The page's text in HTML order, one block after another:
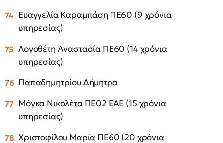
Ευαγγελία Καραμπάση ΠΕ60 (9 χρόνια
υπηρεσίας)
Λογοθέτη Αναστασία ΠΕ60 (14 χρόνια
υπηρεσίας)
Παπαδημητρίου Δήμητρα
Μόγκα Νικολέτα ΠΕ02 ΕΑΕ (15 χρόνια
υπηρεσίας)
Χριστοφίλου Μαρία ΠΕ60 (20 χρόνια